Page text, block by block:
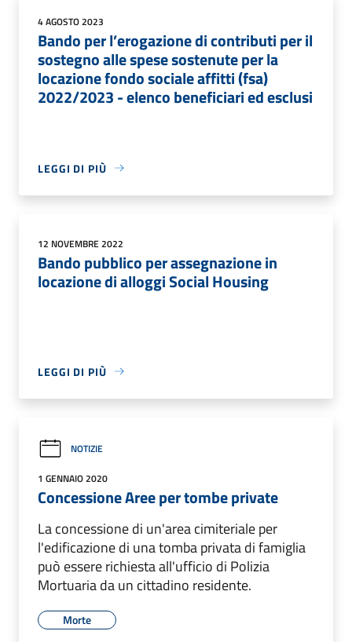
4 AGOSTO 2023
Bando per l’erogazione di contributi per il
sostegno alle spese sostenute per la
locazione fondo sociale affitti (fsa)
2022/2023 - elenco beneficiari ed esclusi
LEGGI DI PIÙ
12 NOVEMBRE 2022
Bando pubblico per assegnazione in
locazione di alloggi Social Housing
LEGGI DI PIÙ
NOTIZIE
1 GENNAIO 2020
Concessione Aree per tombe private
La concessione di un'area cimiteriale per
l'edificazione di una tomba privata di famiglia
può essere richiesta all'ufficio di Polizia
Mortuaria da un cittadino residente.
Morte